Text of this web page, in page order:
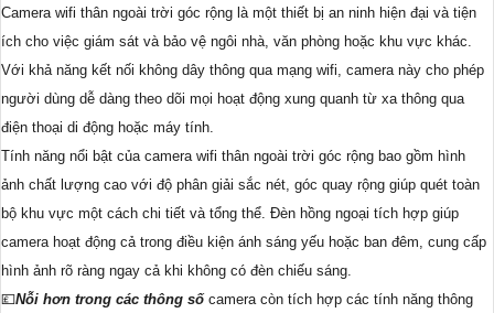
Camera wifi thân ngoài trời góc rộng là một thiết bị an ninh hiện đại và tiện
ích cho việc giám sát và bảo vệ ngôi nhà, văn phòng hoặc khu vực khác.
Với khả năng kết nối không dây thông qua mạng wifi, camera này cho phép
người dùng dễ dàng theo dõi mọi hoạt động xung quanh từ xa thông qua
điện thoại di động hoặc máy tính.
Tính năng nổi bật của camera wifi thân ngoài trời góc rộng bao gồm hình
ảnh chất lượng cao với độ phân giải sắc nét, góc quay rộng giúp quét toàn
bộ khu vực một cách chi tiết và tổng thể. Đèn hồng ngoại tích hợp giúp
camera hoạt động cả trong điều kiện ánh sáng yếu hoặc ban đêm, cung cấp
hình ảnh rõ ràng ngay cả khi không có đèn chiếu sáng.
💷Nỗi hơn trong các thông sốcamera còn tích hợp các tính năng thông